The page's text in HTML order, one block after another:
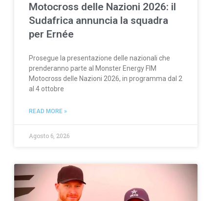
Motocross delle Nazioni 2026: il
Sudafrica annuncia la squadra
per Ernée
Prosegue la presentazione delle nazionali che
prenderanno parte al Monster Energy FIM
Motocross delle Nazioni 2026, in programma dal 2
al 4 ottobre
READ MORE »
Agosto 6, 2026